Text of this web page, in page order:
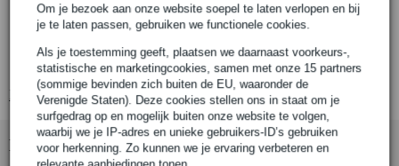
Om je bezoek aan onze website soepel te laten verlopen en bij
je te laten passen, gebruiken we functionele cookies.
Als je toestemming geeft, plaatsen we daarnaast voorkeurs-,
statistische en marketingcookies, samen met onze 15 partners
(sommige bevinden zich buiten de EU, waaronder de
Verenigde Staten). Deze cookies stellen ons in staat om je
surfgedrag op en mogelijk buiten onze website te volgen,
waarbij we je IP-adres en unieke gebruikers-ID’s gebruiken
voor herkenning. Zo kunnen we je ervaring verbeteren en
Ernie Ball 3626 Not Even Slinky Nickel Wound 12-56
3 sets van zes snaren
Bekijk alle productspecificaties
Bekijk ook eens (1)